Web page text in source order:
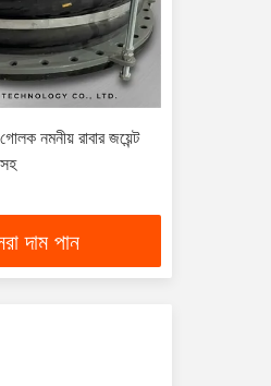
নমনীয় রাবার জয়েন্ট
দাম পান